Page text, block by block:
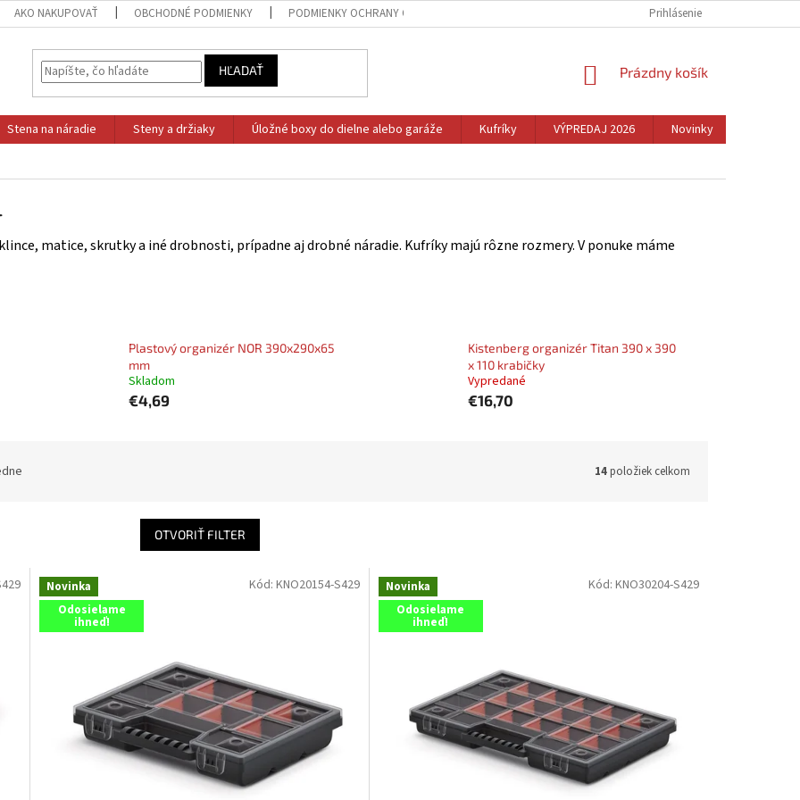
AKO NAKUPOVAŤ OBCHODNÉ PODMIENKY PODMIENKY OCHRANY OSOBNÝCH ÚDAJOV REKLAMÁCIA A VRÁTENIE TOVARU
Prihlásenie
HĽADAŤ
NÁKUPNÝ
Prázdny košík
Stena na náradie Steny a držiaky Úložné boxy do dielne alebo garáže Kufríky VÝPREDAJ 2026 Novinky
matice, skrutky a iné drobnosti, prípadne aj drobné náradie. Kufríky majú rôzne rozmery. V ponuke máme
Plastový organizér NOR 390x290x65
mm
Skladom
€4,69
Kistenberg organizér Titan 390 x 390
x 110 krabičky
Vypredané
€16,70
14položiek celkom
OTVORIŤ FILTER
Novinka
Odosielame
ihneď!
Kód: KNO20154-S429
Novinka
Odosielame
ihneď!
Kód: KNO30204-S429